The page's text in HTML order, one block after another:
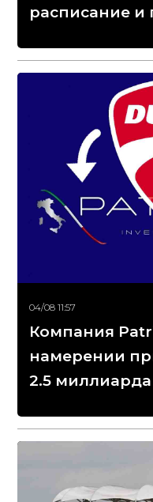
расписание и
04/08 11:57
Компания
намерении
2.5